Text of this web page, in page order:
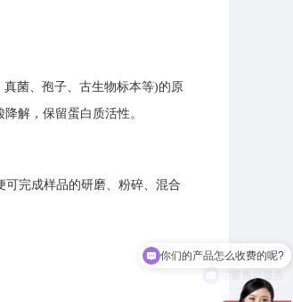
菌、孢子、古生物标本等)的原
解，保留蛋白质活性。
完成样品的研磨、粉碎、混合
需要售后服务